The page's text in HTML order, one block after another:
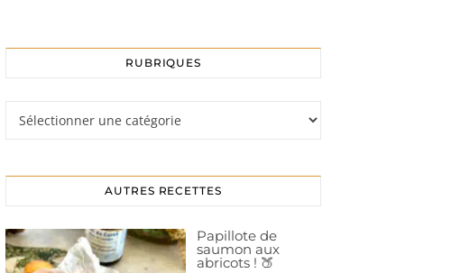
RUBRIQUES
AUTRES RECETTES
Papillote de
saumon aux
abricots ! 🍑